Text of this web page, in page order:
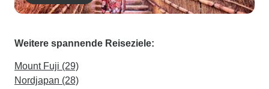
Weitere spannende Reiseziele:
Mount Fuji (29)
Nordjapan (28)